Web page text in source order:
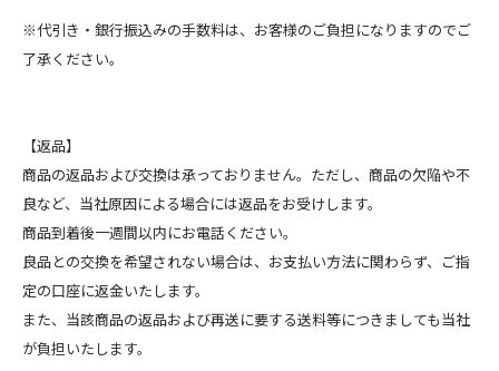
※代引き・銀行振込みの手数料は、お客様のご負担になりますのでご
了承ください。
【返品】
商品の返品および交換は承っておりません。ただし、商品の欠陥や不
良など、当社原因による場合には返品をお受けします。
商品到着後一週間以内にお電話ください。
良品との交換を希望されない場合は、お支払い方法に関わらず、ご指
定の口座に返金いたします。
また、当該商品の返品および再送に要する送料等につきましても当社
が負担いたします。